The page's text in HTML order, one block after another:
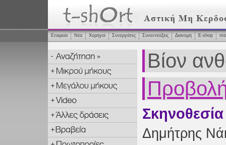
Εταιρεία Νέα Χορηγοί Συνεργάτες Συνεντεύξεις Διανομή Ε-shop
Βίον
Σκηνοθεσία
Δημήτρης